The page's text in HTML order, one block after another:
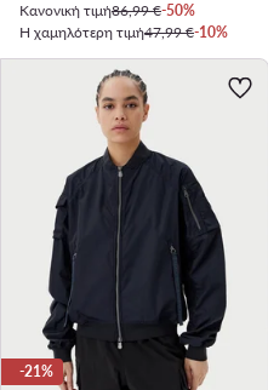
Κανονική τιμή86,99 €-50%
Η χαμηλότερη τιμή47,99 €-10%
-21%